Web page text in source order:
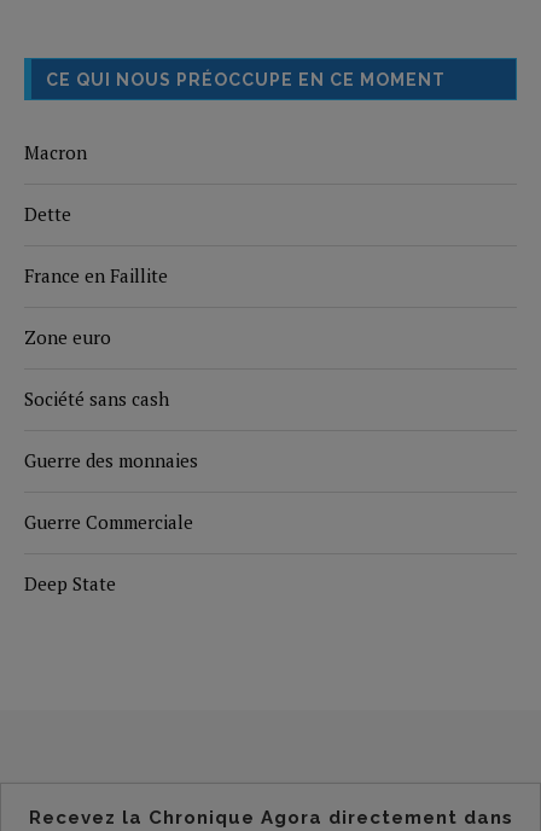
CE QUI NOUS PRÉOCCUPE EN CE MOMENT
Macron
Dette
France en Faillite
Zone euro
Société sans cash
Guerre des monnaies
Guerre Commerciale
Deep State
Recevez la Chronique Agora directement dans